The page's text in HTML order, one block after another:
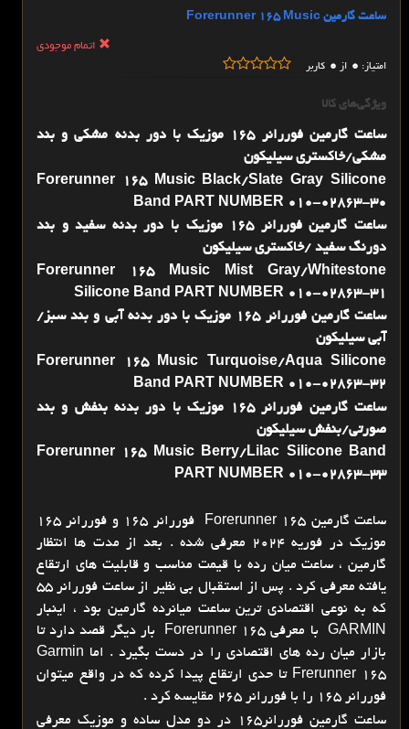
ساعت گارمین Forerunner 165 Music
اتمام موجودی
امتیاز: 0 از 0 کاربر
ویژگی‌های کالا
ساعت گارمین فوررانر 165 موزیک با دور بدنه مشکی و بند
مشکی/خاکستری سیلیکون
Forerunner 165 Music Black/Slate Gray Silicone
Band PART NUMBER 010-02863-30
ساعت گارمین فوررانر 165 موزیک با دور بدنه سفید و بند
دورنگ سفید /خاکستری سیلیکون
Forerunner 165 Music Mist Gray/Whitestone
Silicone Band PART NUMBER 010-02863-31
ساعت گارمین فوررانر 165 موزیک با دور بدنه آبی و بند سبز/
آبی سیلیکون
Forerunner 165 Music Turquoise/Aqua Silicone
Band PART NUMBER 010-02863-32
ساعت گارمین فوررانر 165 موزیک با دور بدنه بنفش و بند
صورتی/بنفش سیلیکون
Forerunner 165 Music Berry/Lilac Silicone Band
PART NUMBER 010-02863-33
ساعت گارمین Forerunner 165 فوررانر 165 و فوررانر 165
موزیک در فوریه 2024 معرفی شده . بعد از مدت ها انتظار
گارمین ، ساعت میان رده با قیمت مناسب و قابلیت های ارتقاع
یافته معرفی کرد . پس از استقبال بی نظیر از ساعت فوررانر 55
که به نوعی اقتصادی ترین ساعت میانرده گارمین بود ، اینبار
GARMIN با معرفی Forerunner 165 بار دیگر قصد دارد تا
بازار میان رده های اقتصادی را در دست بگیرد . اما Garmin
Frerunner 165 تا حدی ارتقاع پیدا کرده که در واقع میتوان
فوررانر 165 را با فوررانر 265 مقایسه کرد .
ساعت گارمین فوررانر165 در دو مدل ساده و موزیک معرفی